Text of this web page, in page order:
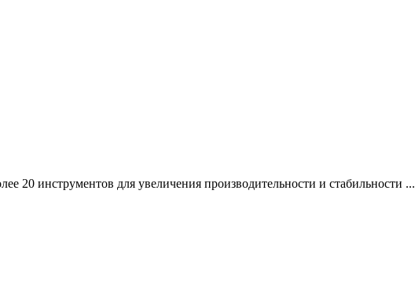
20 инструментов для увеличения производительности и стабильности ...